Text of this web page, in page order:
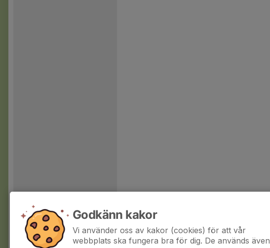
Godkänn kakor
Vi använder oss av kakor (cookies) för att vår
webbplats ska fungera bra för dig. De används även